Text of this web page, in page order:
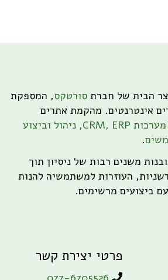
הבית של חברת סורטקס, המספקת
אינטרנטים. מהקמת אתרים
מערכות CRM, ERP, ניהול וביצוע
.
משנים רבות של ניסיון תוך
העוזרות למשתמשיה להנות
ביצועים מרשימים.
פרטי יצירת קשר